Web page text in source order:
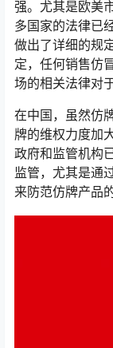
强。尤其是欧美
多国家的法律已
做出了详细的规
定，任何销售仿
场的相关法律对
在中国，虽然仿
牌的维权力度加
政府和监管机构
监管，尤其是通
来防范仿牌产品